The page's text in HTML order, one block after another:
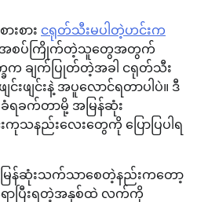
းစား ငရုတ်သီးမပါတဲ့ဟင်းက
အစပ်ကြိုက်တဲ့သူတွေအတွက်
ခက ချက်ပြုတ်တဲ့အခါ ငရုတ်သီး
းဖျင်းနဲ့ အပူလောင်ရတာပါပဲ။ ဒီ
ရခက်တာမို့ အမြန်ဆုံး
သနည်းလေးတွေကို ပြောပြပါရ
ြန်ဆုံးသက်သာစေတဲ့နည်းကတော့
ာပြီးရတဲ့အနှစ်ထဲ လက်ကို